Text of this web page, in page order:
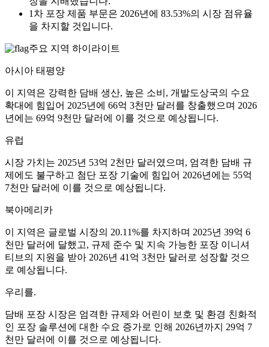
1차 포장 제품 부문은 2026년에 83.53%의 시장 점유율
을 차지할 것입니다.
주요 지역 하이라이트
아시아 태평양
이 지역은 강력한 담배 생산, 높은 소비, 개발도상국의 수요
확대에 힘입어 2025년에 66억 3천만 달러를 창출했으며 2026
년에는 69억 9천만 달러에 이를 것으로 예상됩니다.
유럽
시장 가치는 2025년 53억 2천만 달러였으며, 엄격한 담배 규
제에도 불구하고 첨단 포장 기술에 힘입어 2026년에는 55억
7천만 달러에 이를 것으로 예상됩니다.
북아메리카
이 지역은 글로벌 시장의 20.11%를 차지하며 2025년 39억 6
천만 달러에 달했고, 규제 준수 및 지속 가능한 포장 이니셔
티브의 지원을 받아 2026년 41억 3천만 달러로 성장할 것으
로 예상됩니다.
우리를.
담배 포장 시장은 엄격한 규제와 어린이 보호 및 환경 친화적
인 포장 솔루션에 대한 수요 증가로 인해 2026년까지 29억 7
천만 달러에 이를 것으로 예상됩니다.